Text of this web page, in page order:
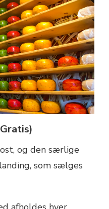
og den særlige
som sælges